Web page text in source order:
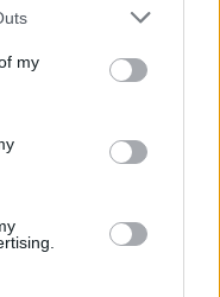
my
интелект